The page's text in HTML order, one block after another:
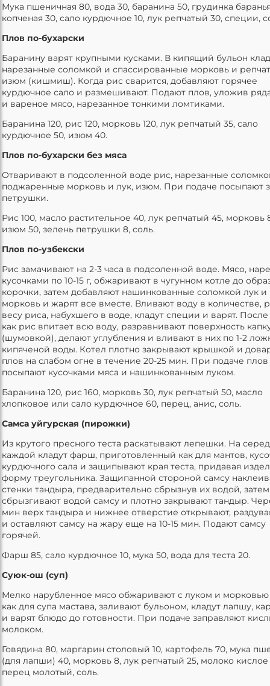
Мука пшеничная 80, вода 30, баранина 50, грудинка
копченая 30, сало курдючное 10, лук репчатый 30, специи,
Плов по-бухарски
Баранину варят крупными кусками. В кипящий бульон
нарезанные соломкой и спассированные морковь и
изюм (кишмиш). Когда рис сварится, добавляют горячее
курдючное сало и размешивают. Подают плов, уложив
и вареное мясо, нарезанное тонкими ломтиками.
Баранина 120, рис 120, морковь 120, лук репчатый 35, сало
курдючное 50, изюм 40.
Плов по-бухарски без мяса
Отваривают в подсоленной воде рис, нарезанные
поджаренные морковь и лук, изюм. При подаче посыпают
петрушки.
Рис 100, масло растительное 40, лук репчатый 45, морковь
изюм 50, зелень петрушки 8, соль.
Плов по-узбекски
Рис замачивают на 2-3 часа в подсоленной воде. Мясо,
кусочками по 10-15 г, обжаривают в чугунном котле до
корочки, затем добавляют нашинкованные соломкой лук и
морковь и жарят все вместе. Вливают воду в количестве,
весу риса, набухшего в воде, кладут специи и варят. После
как рис впитает всю воду, разравнивают поверхность
(шумовкой), делают углубления и вливают в них по 1-2
кипяченой воды. Котел плотно закрывают крышкой и
плов на слабом огне в течение 20-25 мин. При подаче плов
посыпают кусочками мяса и нашинкованным луком.
Баранина 120, рис 160, морковь 30, лук репчатый 50, масло
хлопковое или сало курдючное 60, перец, анис, соль.
Самса уйгурская (пирожки)
Из крутого пресного теста раскатывают лепешки. На
каждой кладут фарш, приготовленный как для мантов,
курдючного сала и защипывают края теста, придавая
форму треугольника. Защипанной стороной самсу
стенки тандыра, предварительно сбрызнув их водой, затем
сбрызгивают водой самсу и плотно закрывают тандыр.
мин верх тандыра и нижнее отверстие открывают,
и оставляют самсу на жару еще на 10-15 мин. Подают самсу
горячей.
Фарш 85, сало курдючное 10, мука 50, вода для теста 20.
Суюк-ош (суп)
Мелко нарубленное мясо обжаривают с луком и морковью
как для супа мастава, заливают бульоном, кладут лапшу,
и варят блюдо до готовности. При подаче заправляют
молоком.
Говядина 80, маргарин столовый 10, картофель 70, мука
(для лапши) 40, морковь 8, лук репчатый 25, молоко кислое
перец молотый, соль.